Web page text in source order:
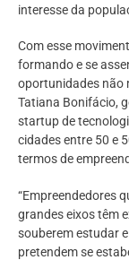
interesse da
Com esse
formando e se
oportunidades não
Tatiana Bonifácio,
startup de
cidades entre 50 e
termos de
“Empreendedores
grandes eixos têm
souberem estudar
pretendem se